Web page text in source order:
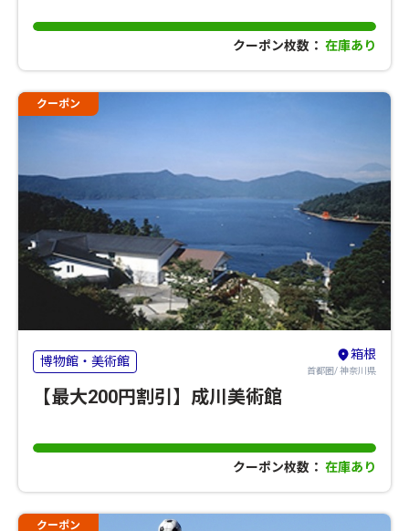
クーポン枚数： 在庫あり
クーポン
博物館・美術館 箱根
首都圏/ 神奈川県
【最大200円割引】成川美術館
クーポン枚数： 在庫あり
クーポン